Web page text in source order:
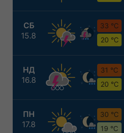
СБ
15.8
33 °C
20 °C
НД
16.8
31 °C
20 °C
ПН
17.8
30 °C
19 °C